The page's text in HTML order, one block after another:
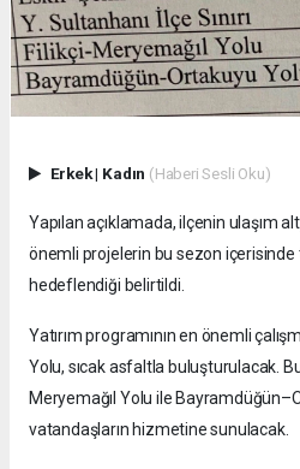
Erkek| Kadın (Haberi Sesli Oku)
Yapılan açıklamada, ilçenin ulaşım
önemli projelerin bu sezon içerisinde
hedeflendiği belirtildi.
Yatırım programının en önemli
Yolu, sıcak asfaltla buluşturulacak.
Meryemağıl Yolu ile
vatandaşların hizmetine sunulacak.